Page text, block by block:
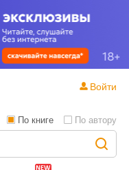
По книге По автору
Войти